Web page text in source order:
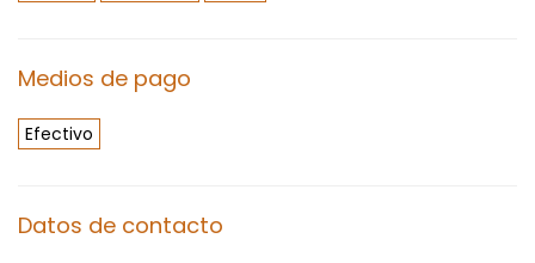
Medios de pago
Efectivo
Datos de contacto